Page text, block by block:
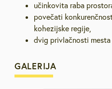
učinkovita raba
povečati
kohezijske regije,
dvig privlačnosti mesta
GALERIJA